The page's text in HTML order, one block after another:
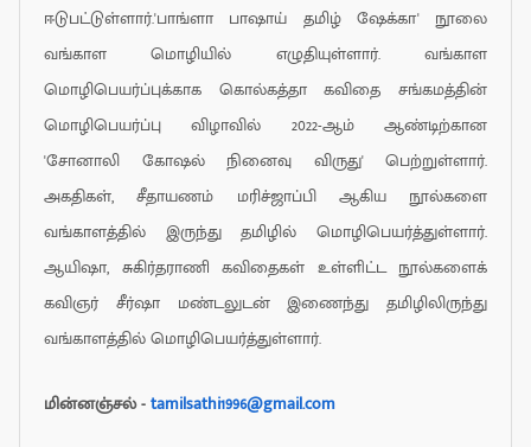
ஈடுபட்டுள்ளார்.'பாங்ளா பாஷாய் தமிழ் ஷேக்கா' நூலை
வங்காள மொழியில் எழுதியுள்ளார். வங்காள
மொழிபெயர்ப்புக்காக கொல்கத்தா கவிதை சங்கமத்தின்
மொழிபெயர்ப்பு விழாவில் 2022-ஆம் ஆண்டிற்கான
'சோனாலி கோஷல் நினைவு விருது' பெற்றுள்ளார்.
அகதிகள், சீதாயணம் மரிச்ஜாப்பி ஆகிய நூல்களை
வங்காளத்தில் இருந்து தமிழில் மொழிபெயர்த்துள்ளார்.
ஆயிஷா, சுகிர்தராணி கவிதைகள் உள்ளிட்ட நூல்களைக்
கவிஞர் சீர்ஷா மண்டலுடன் இணைந்து தமிழிலிருந்து
வங்காளத்தில் மொழிபெயர்த்துள்ளார்.
மின்னஞ்சல் -tamilsathi1996@gmail.com